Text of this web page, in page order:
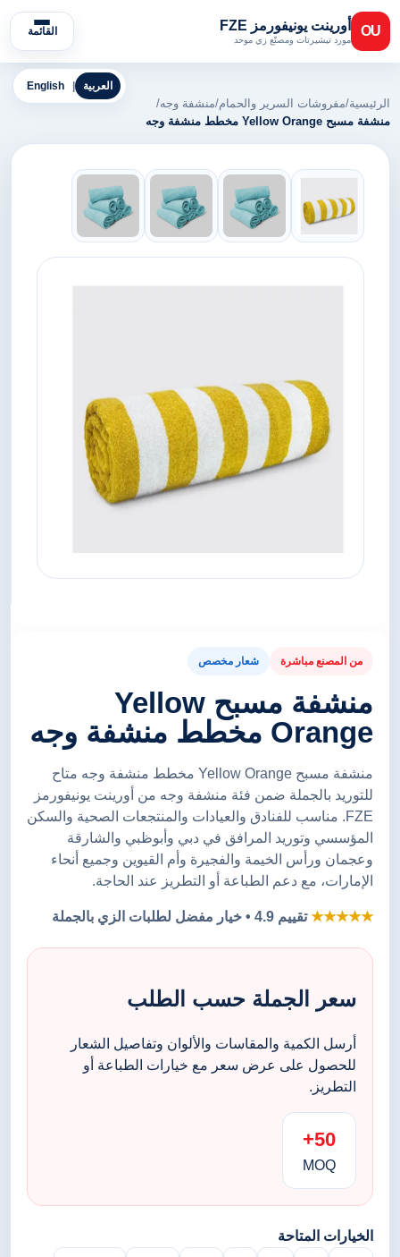
OU أورينت يونيفورمز FZE
مورد تيشيرتات ومصنّع زي موحد
القائمة
English العربية
الرئيسية/مفروشات السرير والحمام/منشفة وجه/
منشفة مسبح Yellow Orange مخطط منشفة وجه
من المصنع مباشرة شعار مخصص
منشفة مسبح Yellow
Orange مخطط منشفة وجه
منشفة مسبح Yellow Orange مخطط منشفة وجه متاح
للتوريد بالجملة ضمن فئة منشفة وجه من أورينت يونيفورمز
FZE. مناسب للفنادق والعيادات والمنتجعات الصحية والسكن
المؤسسي وتوريد المرافق في دبي وأبوظبي والشارقة
وعجمان ورأس الخيمة والفجيرة وأم القيوين وجميع أنحاء
الإمارات، مع دعم الطباعة أو التطريز عند الحاجة.
★★★★★تقييم 4.9 • خيار مفضل لطلبات الزي بالجملة
سعر الجملة حسب الطلب
أرسل الكمية والمقاسات والألوان وتفاصيل الشعار
للحصول على عرض سعر مع خيارات الطباعة أو
التطريز.
50+
MOQ
الخيارات المتاحة